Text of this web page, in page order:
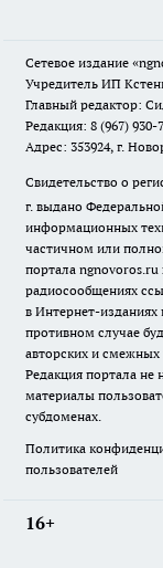
Сетевое издание
Учредитель ИП
Главный редактор:
Редакция: 8 (967)
Адрес: 353924, г.
Свидетельство о
г. выдано
информационных
частичном или
портала ngnovoros.ru
радиосообщениях
в Интернет-изданиях
противном случае
авторских и смежных
Редакция портала не
материалы
субдоменах.
Политика
пользователей
16+